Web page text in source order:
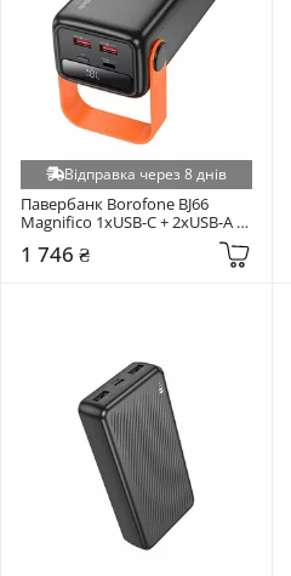
Відправка через 8 днів
Павербанк Borofone BJ66
Magnifico 1xUSB-C + 2xUSB-A
1 746 ₴